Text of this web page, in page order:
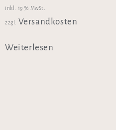
inkl. 19 % MwSt.
zzgl. Versandkosten
Weiterlesen